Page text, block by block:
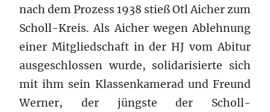
nach dem Prozess 1938 stieß Otl Aicher zum
Scholl-Kreis. Als Aicher wegen Ablehnung
einer Mitgliedschaft in der HJ vom Abitur
ausgeschlossen wurde, solidarisierte sich
mit ihm sein Klassenkamerad und Freund
Werner, der jüngste der Scholl-